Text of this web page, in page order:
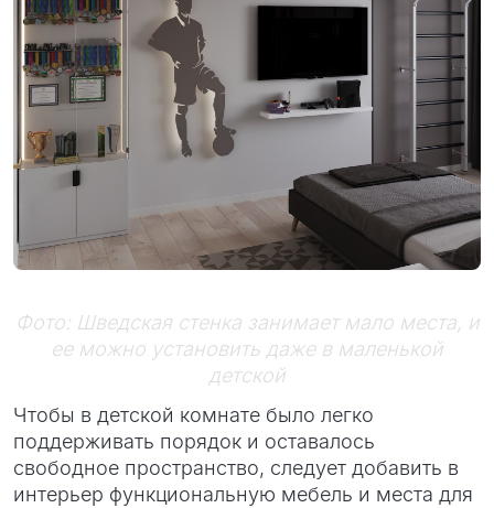
Фото: Шведская стенка занимает мало места, и
ее можно установить даже в маленькой
детской
Чтобы в детской комнате было легко
поддерживать порядок и оставалось
свободное пространство, следует добавить в
интерьер функциональную мебель и места для